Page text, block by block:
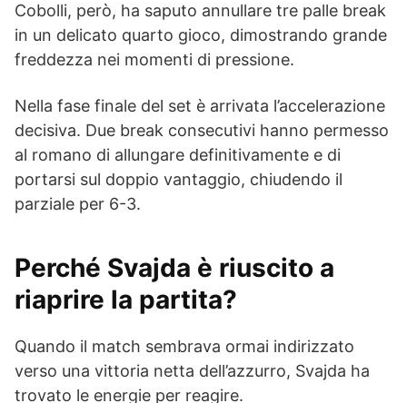
Cobolli, però, ha saputo annullare tre palle break
in un delicato quarto gioco, dimostrando grande
freddezza nei momenti di pressione.
Nella fase finale del set è arrivata l’accelerazione
decisiva. Due break consecutivi hanno permesso
al romano di allungare definitivamente e di
portarsi sul doppio vantaggio, chiudendo il
parziale per 6-3.
Perché Svajda è riuscito a
riaprire la partita?
Quando il match sembrava ormai indirizzato
verso una vittoria netta dell’azzurro, Svajda ha
trovato le energie per reagire.